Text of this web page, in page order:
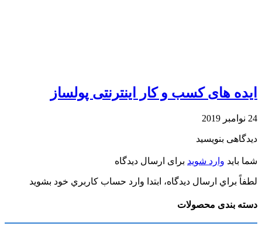
ایده های کسب و کار اینترنتی پولساز
24 نوامبر 2019
دیدگاهی بنویسید
شما باید وارد شوید برای ارسال دیدگاه
لطفاً براي ارسال دیدگاه، ابتدا وارد حساب كاربري خود بشويد
دسته بندی محصولات